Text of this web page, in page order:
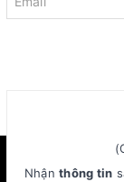
Nhận thông tin